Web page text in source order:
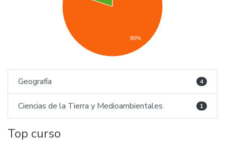
80%
Geografía 4
Ciencias de la Tierra y Medioambientales 1
Top curso